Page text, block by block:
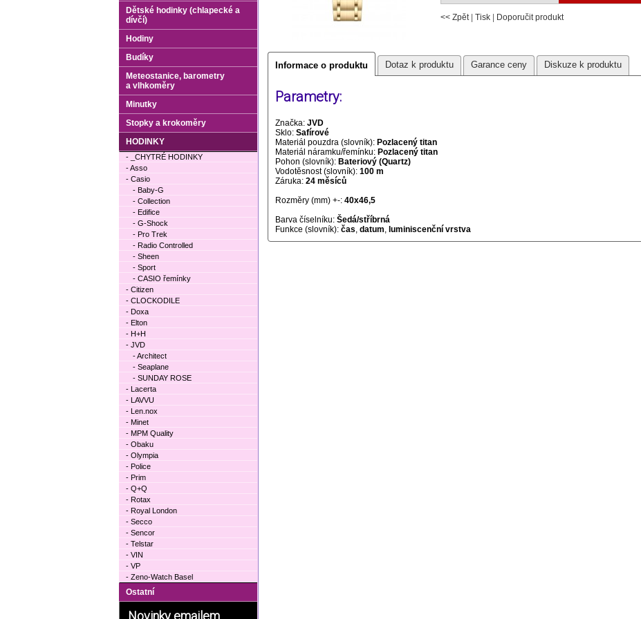
<< Zpět| Tisk Doporučit produkt
Informace o produktu Dotaz k produktu Garance ceny Diskuze k produktu
Parametry:
Značka: JVD
Sklo: Safírové
Materiál pouzdra (slovník): Pozlacený titan
Materiál náramku/řemínku: Pozlacený titan
Pohon (slovník): Bateriový (Quartz)
Vodotěsnost (slovník): 100 m
Záruka: 24 měsíců
Rozměry (mm) +-: 40x46,5
Barva číselníku: Šedá/stříbrná
Funkce (slovník): čas, datum, luminiscenční vrstva
Dětské hodinky (chlapecké a
dívčí)
Hodiny
Budíky
Meteostanice, barometry
a vlhkoměry
Minutky
Stopky a krokoměry
HODINKY
- _CHYTRÉ HODINKY
- Asso
- Casio
- Baby-G
- Collection
- Edifice
- G-Shock
- Pro Trek
- Radio Controlled
- Sheen
- Sport
- CASIO řemínky
- Citizen
- CLOCKODILE
- Doxa
- Elton
- H+H
- JVD
- Architect
- Seaplane
- SUNDAY ROSE
- Lacerta
- LAVVU
- Len.nox
- Minet
- MPM Quality
- Obaku
- Olympia
- Police
- Prim
- Q+Q
- Rotax
- Royal London
- Secco
- Sencor
- Telstar
- VIN
- VP
- Zeno-Watch Basel
Ostatní
Novinky emailem